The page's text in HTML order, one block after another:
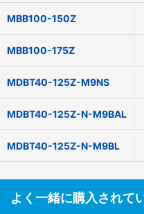
MBB100-150Z
MBB100-175Z
MDBT40-125Z-M9NS
MDBT40-125Z-N-M9BAL
MDBT40-125Z-N-M9BL
よく一緒に購入されて